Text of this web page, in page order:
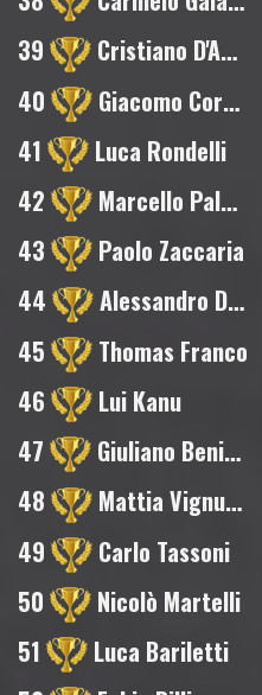
39
Cristiano D'Amore
40
Giacomo Corticelli
41
Luca Rondelli
42
Marcello Palumbo
43
Paolo Zaccaria
44
Alessandro Di Pasquale
45
Thomas Franco
46
Lui Kanu
47
Giuliano Benincasa
48
Mattia Vignudelli
49
Carlo Tassoni
50
Nicolò Martelli
51
Luca Bariletti